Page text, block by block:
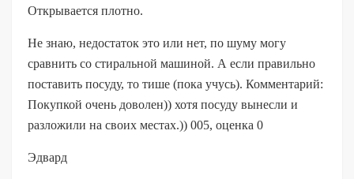
Открывается плотно.
Не знаю, недостаток это или нет, по шуму могу
сравнить со стиральной машиной. А если правильно
поставить посуду, то тише (пока учусь). Комментарий:
Покупкой очень доволен)) хотя посуду вынесли и
разложили на своих местах.)) 005, оценка 0
Эдвард